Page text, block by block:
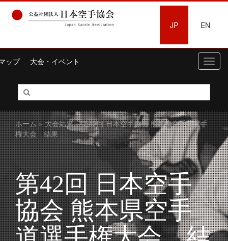
JP EN
ップ 大会・イベント
ホーム»大会結果» 第42回 日本空手協会 熊本県空手道選手
権大会 結果
第42回 日本空手
協会 熊本県空手